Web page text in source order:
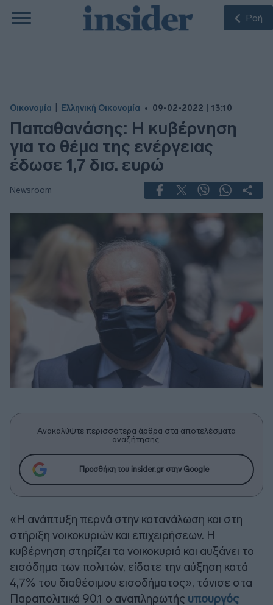
Ροή
Οικονομία Ελληνική Οικονομία 09-02-2022 | 13:10
Παπαθανάσης: Η κυβέρνηση
για το θέμα της ενέργειας
έδωσε 1,7 δισ. ευρώ
Newsroom
Ανακαλύψτε περισσότερα άρθρα στα αποτελέσματα
αναζήτησης.
Προσθήκη του insider.gr στην Google
«Η ανάπτυξη περνά στην κατανάλωση και στη
στήριξη νοικοκυριών και επιχειρήσεων. Η
κυβέρνηση στηρίζει τα νοικοκυριά και αυξάνει το
εισόδημα των πολιτών, είδατε την αύξηση κατά
4,7% του διαθέσιμου εισοδήματος», τόνισε στα
Παραπολιτικά 90,1 ο αναπληρωτής υπουργός